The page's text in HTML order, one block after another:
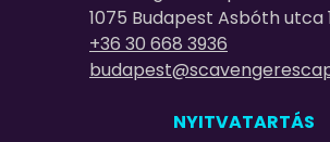
1075 Budapest Asbóth utca
+36 30 668 3936
NYITVATARTÁS